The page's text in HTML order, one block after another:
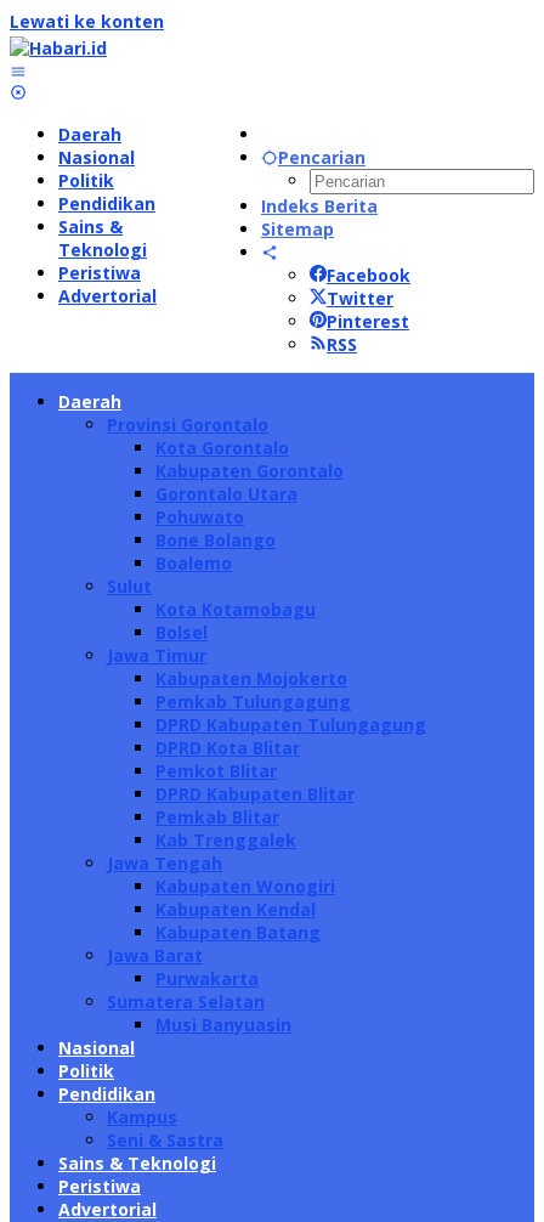
Lewati ke konten
Pencarian
Indeks Berita
Sitemap
Facebook
Twitter
Pinterest
RSS
Daerah
Nasional
Politik
Pendidikan
Sains &
Teknologi
Peristiwa
Advertorial
Daerah
Provinsi Gorontalo
Kota Gorontalo
Kabupaten Gorontalo
Gorontalo Utara
Pohuwato
Bone Bolango
Boalemo
Sulut
Kota Kotamobagu
Bolsel
Jawa Timur
Kabupaten Mojokerto
Pemkab Tulungagung
DPRD Kabupaten Tulungagung
DPRD Kota Blitar
Pemkot Blitar
DPRD Kabupaten Blitar
Pemkab Blitar
Kab Trenggalek
Jawa Tengah
Kabupaten Wonogiri
Kabupaten Kendal
Kabupaten Batang
Jawa Barat
Purwakarta
Sumatera Selatan
Musi Banyuasin
Nasional
Politik
Pendidikan
Kampus
Seni & Sastra
Sains & Teknologi
Peristiwa
Advertorial